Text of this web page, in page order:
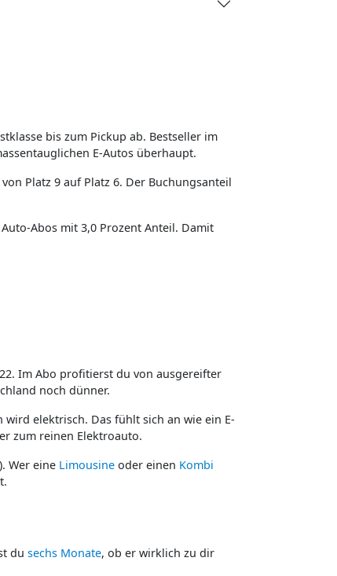
bis zum Pickup ab. Bestseller im
E-Autos überhaupt.
Platz 9 auf Platz 6. Der Buchungsanteil
Abos mit 3,0 Prozent Anteil. Damit
Im Abo profitierst du von ausgereifter
noch dünner.
elektrisch. Das fühlt sich an wie ein E-
zum reinen Elektroauto.
Wer eine Limousine oder einen Kombi
du sechs Monate, ob er wirklich zu dir